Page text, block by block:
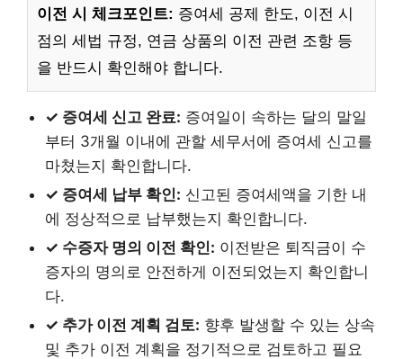
이전 시 체크포인트: 증여세 공제 한도, 이전 시
점의 세법 규정, 연금 상품의 이전 관련 조항 등
을 반드시 확인해야 합니다.
✓ 증여세 신고 완료: 증여일이 속하는 달의 말일
부터 3개월 이내에 관할 세무서에 증여세 신고를
마쳤는지 확인합니다.
✓ 증여세 납부 확인: 신고된 증여세액을 기한 내
에 정상적으로 납부했는지 확인합니다.
✓ 수증자 명의 이전 확인: 이전받은 퇴직금이 수
증자의 명의로 안전하게 이전되었는지 확인합니
다.
✓ 추가 이전 계획 검토: 향후 발생할 수 있는 상속
및 추가 이전 계획을 정기적으로 검토하고 필요